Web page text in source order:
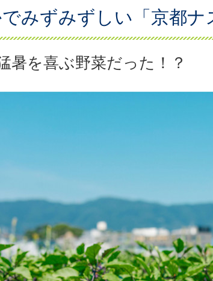
みずみずしい「京都ナ
暑を喜ぶ野菜だった！？